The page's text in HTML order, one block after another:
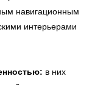
навигационным
интерьерами
в них